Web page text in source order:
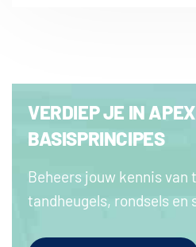
VERDIEP JE IN
BASISPRINCIPES
Beheers jouw kennis van
tandheugels, rondsels en